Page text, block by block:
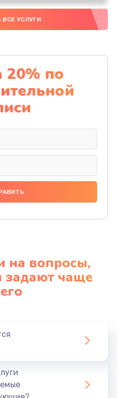
колец
руб.
скобок
руб.
панелей
руб.
термоблока
ВСЕ УСЛУГИ
20% по
на вопросы,
задают чаще